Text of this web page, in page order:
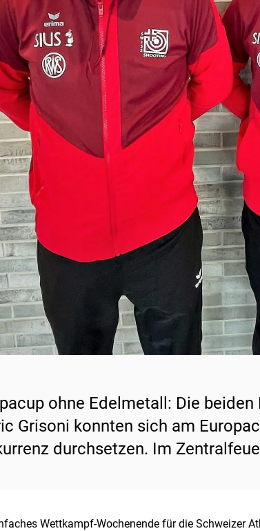
ohne Edelmetall: Die
Grisoni konnten sich am
durchsetzen. Im
Wettkampf-Wochenende für die Schweizer